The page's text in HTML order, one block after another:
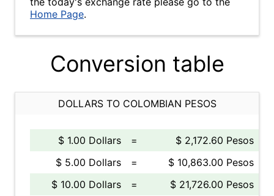
Home Page.
Conversion table
DOLLARS TO COLOMBIAN PESOS
$ 1.00 Dollars =
$ 2,172.60 Pesos
$ 5.00 Dollars
=
$ 10,863.00 Pesos
$ 10.00 Dollars
=
$ 21,726.00 Pesos